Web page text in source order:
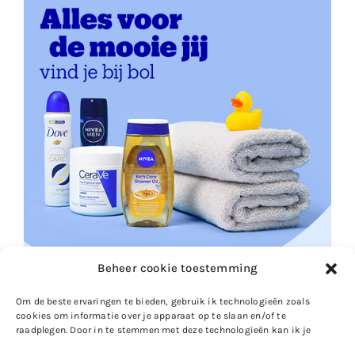
Beheer cookie toestemming
Om de beste ervaringen te bieden, gebruik ik technologieën zoals
cookies om informatie over je apparaat op te slaan en/of te
raadplegen. Door in te stemmen met deze technologieën kan ik je